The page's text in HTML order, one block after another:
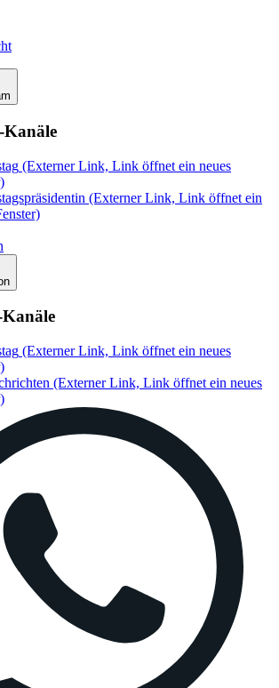
Kanäle
(Externer Link, Link öffnet ein neues
(Externer Link, Link öffnet ein
(Externer Link, Link öffnet ein neues
(Externer Link, Link öffnet ein neues